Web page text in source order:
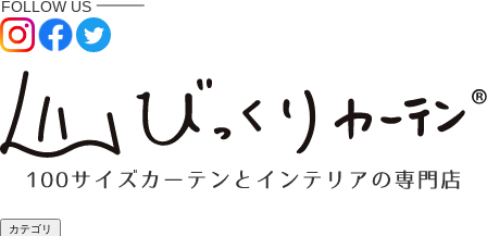
カテゴリ